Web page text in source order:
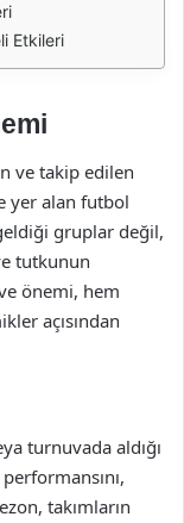
Etkileri
ve takip edilen
yer alan futbol
gruplar değil,
tutkunun
önemi, hem
açısından
turnuvada aldığı
takımların